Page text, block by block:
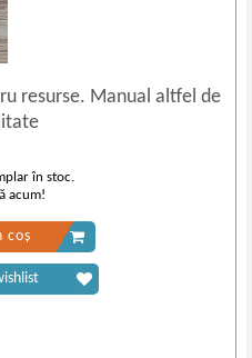
resurse. Manual altfel de
în stoc.
acum!
coș